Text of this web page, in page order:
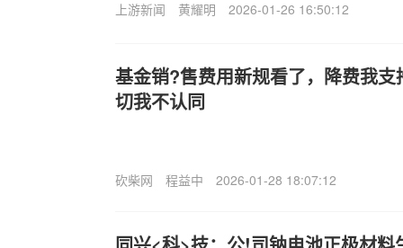
上游新闻 黄耀明 2026-01-26 16:50:12
基金销?售费用新规看了，降费我
切我不认同
砍柴网 程益中 2026-01-28 18:07:12